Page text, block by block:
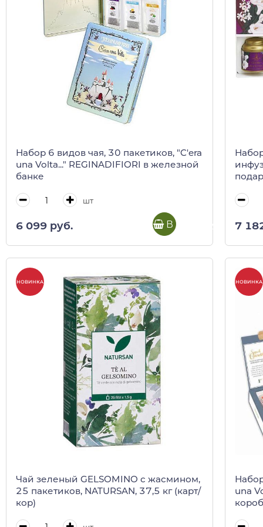
Набор 6 видов чая, 30 пакетиков, "C'era
una Volta..." REGINADIFIORI в железной
банке
шт
6 099 руб. В корзину 7
НОВИНКА
Чай зеленый GELSOMINO с жасмином,
25 пакетиков, NATURSAN, 37,5 кг (карт/
кор)
НОВИНКА
una